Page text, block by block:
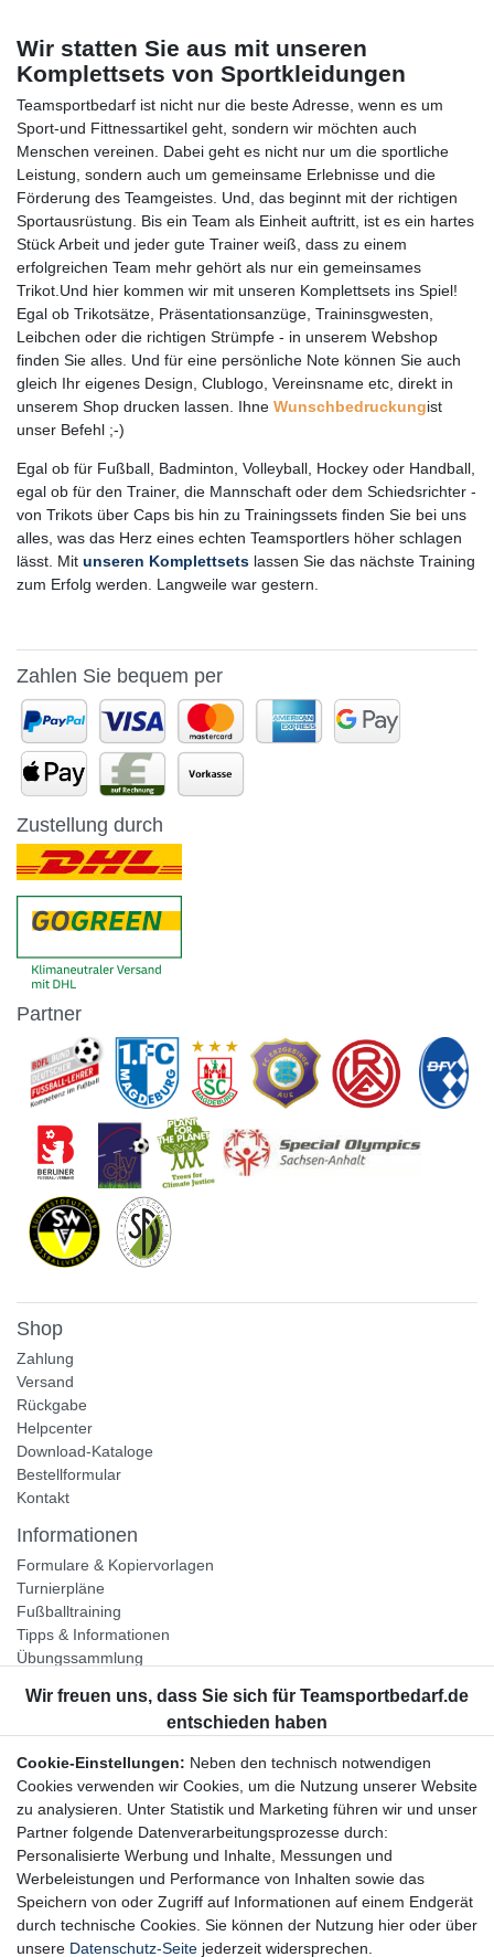
Wir statten Sie aus mit unseren
Komplettsets von Sportkleidungen
Teamsportbedarf ist nicht nur die beste Adresse, wenn es um
Sport-und Fittnessartikel geht, sondern wir möchten auch
Menschen vereinen. Dabei geht es nicht nur um die sportliche
Leistung, sondern auch um gemeinsame Erlebnisse und die
Förderung des Teamgeistes. Und, das beginnt mit der richtigen
Sportausrüstung. Bis ein Team als Einheit auftritt, ist es ein hartes
Stück Arbeit und jeder gute Trainer weiß, dass zu einem
erfolgreichen Team mehr gehört als nur ein gemeinsames
Trikot.Und hier kommen wir mit unseren Komplettsets ins Spiel!
Egal ob Trikotsätze, Präsentationsanzüge, Traininsgwesten,
Leibchen oder die richtigen Strümpfe - in unserem Webshop
finden Sie alles. Und für eine persönliche Note können Sie auch
gleich Ihr eigenes Design, Clublogo, Vereinsname etc, direkt in
unserem Shop drucken lassen. Ihne Wunschbedruckungist
unser Befehl ;-)
Egal ob für Fußball, Badminton, Volleyball, Hockey oder Handball,
egal ob für den Trainer, die Mannschaft oder dem Schiedsrichter -
von Trikots über Caps bis hin zu Trainingssets finden Sie bei uns
alles, was das Herz eines echten Teamsportlers höher schlagen
lässt. Mit unseren Komplettsets lassen Sie das nächste Training
zum Erfolg werden. Langweile war gestern.
Zahlen Sie bequem per
Zustellung durch
Partner
Shop
Zahlung
Versand
Rückgabe
Helpcenter
Download-Kataloge
Bestellformular
Kontakt
Informationen
Formulare & Kopiervorlagen
Turnierpläne
Fußballtraining
Tipps & Informationen
Übungssammlung
Unternehmen
Widerrufsrecht
Bestellung widerrufen
Datenschutzerklärung
AGB
Impressum
Newsletter
Cookie-Einstellungen: Neben den technisch notwendigen
Cookies verwenden wir Cookies, um die Nutzung unserer Website
zu analysieren. Unter Statistik und Marketing führen wir und unser
Partner folgende Datenverarbeitungsprozesse durch:
Personalisierte Werbung und Inhalte, Messungen und
Werbeleistungen und Performance von Inhalten sowie das
Speichern von oder Zugriff auf Informationen auf einem Endgerät
durch technische Cookies. Sie können der Nutzung hier oder über
unsere Datenschutz-Seite jederzeit widersprechen.